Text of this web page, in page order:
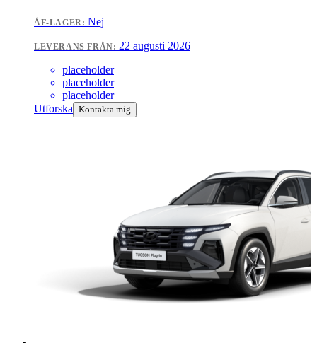
ÅF-LAGER: Nej
LEVERANS FRÅN: 22 augusti 2026
placeholder
placeholder
placeholder
Utforska Kontakta mig